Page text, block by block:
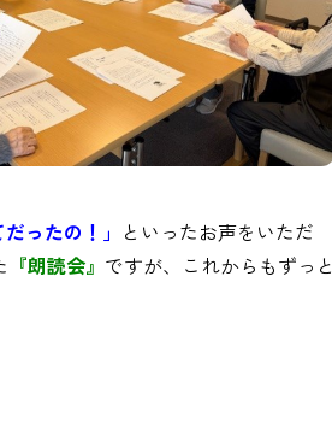
ったの！」 といったお声をいただ
『朗読会』 ですが、これからもずっと